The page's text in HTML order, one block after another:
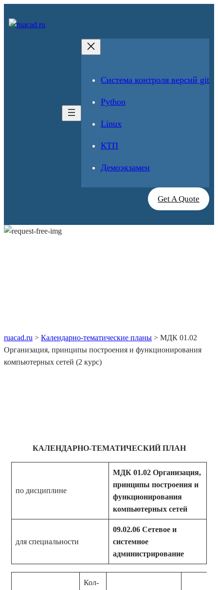
Cистема контроля версий git
Python
Linux
КТП
Демоэкзамен
Get A Quote
ruacad.ru > Календарно-тематические планы > МДК 01.02
Организация, принципы построения и функционирования
компьютерных сетей (2 курс)
КАЛЕНДАРНО-ТЕМАТИЧЕСКИЙ ПЛАН
по дисциплине
МДК 01.02 Организация,
принципы построения и
функционирования
компьютерных сетей
для специальности
09.02.06 Сетевое и
системное
администрирование
Кол-